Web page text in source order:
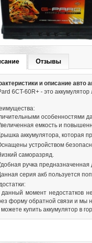
Отзывы
и описание авто
6CT-60R+ - это аккумулятор
особенностями
емкость и
аккумулятора, которая
устройством
саморазряд.
ручка предназначенная
серия акб пользуется
момент недостатков
форму обратной связи и мы
купить аккумулятор в